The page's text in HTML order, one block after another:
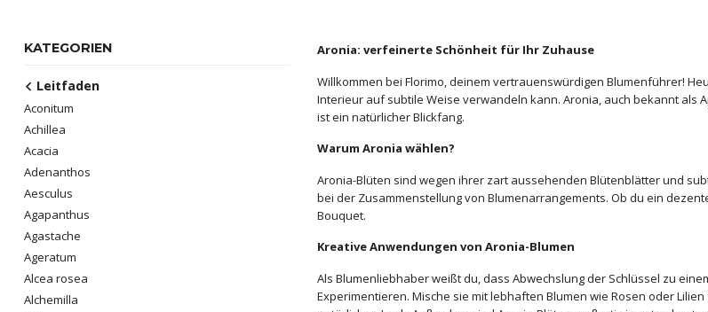
KATEGORIEN
Leitfaden
Aconitum
Achillea
Acacia
Adenanthos
Aesculus
Agapanthus
Agastache
Ageratum
Alcea rosea
Alchemilla
Aronia: verfeinerte Schönheit für Ihr Zuhause
Willkommen bei Florimo, deinem vertrauenswürdigen Blumenführer!
Interieur auf subtile Weise verwandeln kann. Aronia, auch bekannt als
ist ein natürlicher Blickfang.
Warum Aronia wählen?
Aronia-Blüten sind wegen ihrer zart aussehenden Blütenblätter und
bei der Zusammenstellung von Blumenarrangements. Ob du ein
Bouquet.
Kreative Anwendungen von Aronia-Blumen
Als Blumenliebhaber weißt du, dass Abwechslung der Schlüssel zu
Experimentieren. Mische sie mit lebhaften Blumen wie Rosen oder